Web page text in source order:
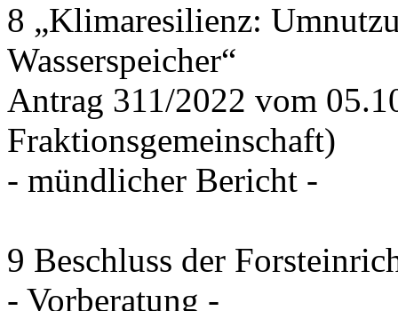
8 „Klimaresilienz:
Wasserspeicher“
Antrag 311/2022 vom
Fraktionsgemeinschaft)
- mündlicher Bericht -
9 Beschluss der
- Vorberatung -